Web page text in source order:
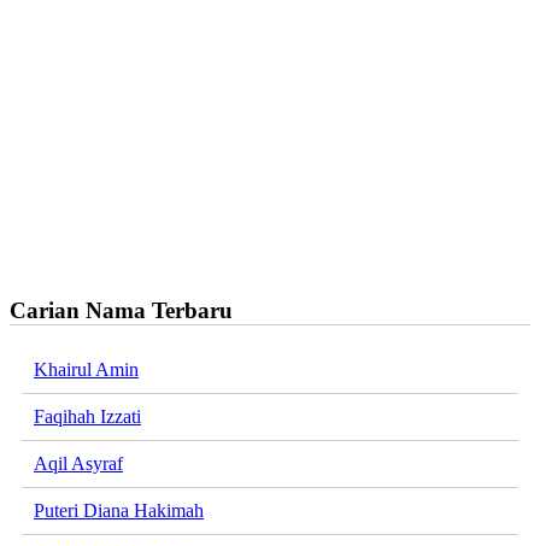
Carian Nama Terbaru
Khairul Amin
Faqihah Izzati
Aqil Asyraf
Puteri Diana Hakimah